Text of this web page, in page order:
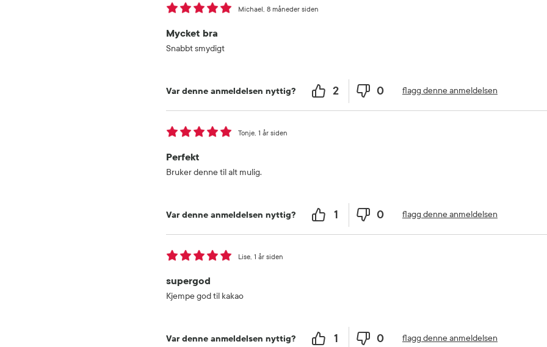
Mycket bra
8 måneder siden
Michael
Snabbt smydigt
Var denne anmeldelsen nyttig? 2 0 flagg denne anmeldelsen
Perfekt
1 år siden
Tonje
Bruker denne til alt mulig.
Var denne anmeldelsen nyttig? 1 0 flagg denne anmeldelsen
supergod
1 år siden
Lise
Kjempe god til kakao
Var denne anmeldelsen nyttig? 1 0 flagg denne anmeldelsen